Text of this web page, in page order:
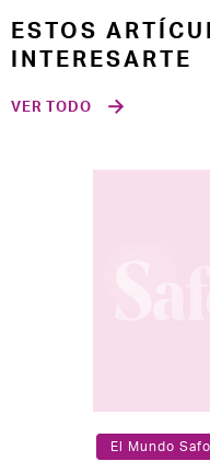
ESTOS
INTERESARTE
VER TODO
El Mundo